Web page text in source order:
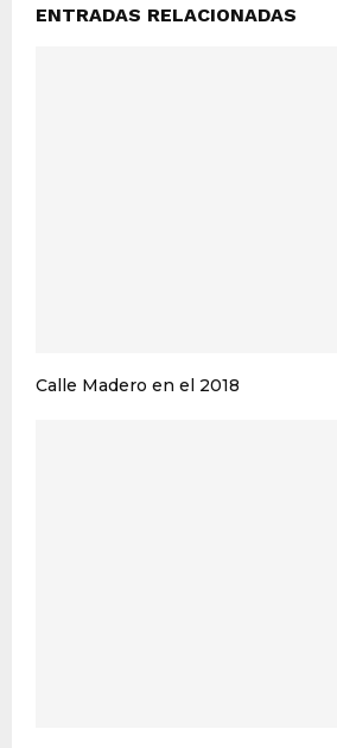
ENTRADAS RELACIONADAS
Calle Madero en el 2018